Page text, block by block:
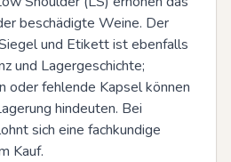
beschädigte Weine. Der
und Etikett ist ebenfalls
und Lagergeschichte;
oder fehlende Kapsel können
hindeuten. Bei
sich eine fachkundige
Kauf.